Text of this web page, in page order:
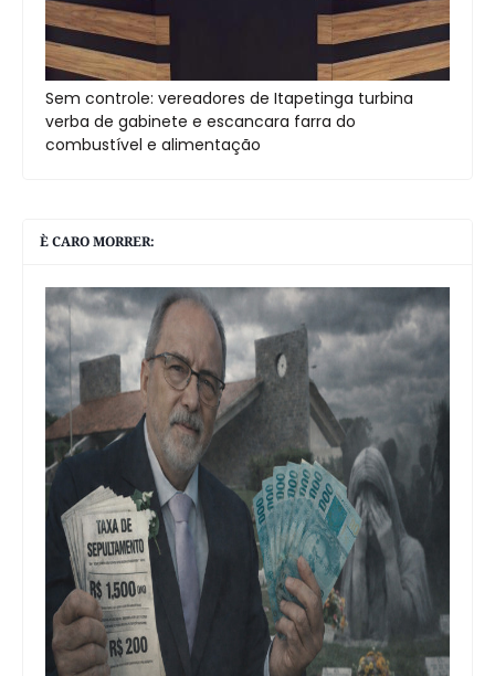
Sem controle: vereadores de Itapetinga turbina
verba de gabinete e escancara farra do
combustível e alimentação
È CARO MORRER: